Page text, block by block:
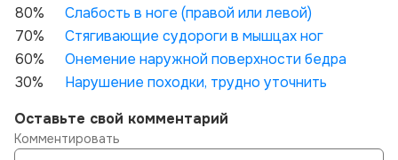
80%
Слабость в ноге (правой или левой)
70%
Стягивающие судороги в мышцах ног
60%
Онемение наружной поверхности бедра
30%
Нарушение походки, трудно уточнить
Оставьте свой комментарий
Комментировать